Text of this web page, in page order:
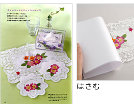
はさむ